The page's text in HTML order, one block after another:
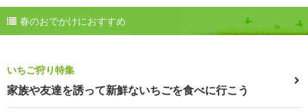
春のおでかけにおすすめ
いちご狩り特集
家族や友達を誘って新鮮ないちごを食べに行こう